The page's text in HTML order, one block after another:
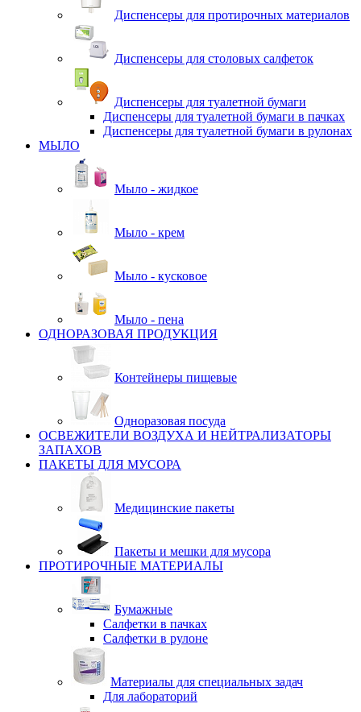
Диспенсеры для протирочных материалов
Диспенсеры для столовых салфеток
Диспенсеры для туалетной бумаги
Диспенсеры для туалетной бумаги в пачках
Диспенсеры для туалетной бумаги в рулонах
МЫЛО
Мыло - жидкое
Мыло - крем
Мыло - кусковое
Мыло - пена
ОДНОРАЗОВАЯ ПРОДУКЦИЯ
Контейнеры пищевые
Одноразовая посуда
ОСВЕЖИТЕЛИ ВОЗДУХА И НЕЙТРАЛИЗАТОРЫ
ЗАПАХОВ
ПАКЕТЫ ДЛЯ МУСОРА
Медицинские пакеты
Пакеты и мешки для мусора
ПРОТИРОЧНЫЕ МАТЕРИАЛЫ
Бумажные
Салфетки в пачках
Салфетки в рулоне
Материалы для специальных задач
Для лабораторий